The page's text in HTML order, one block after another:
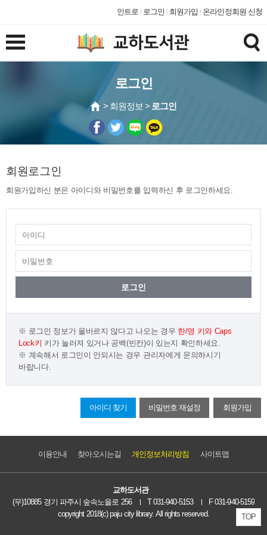
인트로 로그인 회원가입 온라인정회원 신청
로그인
> 회원정보 > 로그인
회원로그인
회원가입하신 분은 아이디와 비밀번호를 입력하신 후 로그인하세요.
로그인 정보가 올바르지 않다고 나오는 경우 한/영 키와 Caps
Lock키 키가 눌러져 있거나 공백(빈칸)이 있는지 확인하세요.
계속해서 로그인이 안되시는 경우 관리자에게 문의하시기
바랍니다.
아이디 찾기 비밀번호 재설정 회원가입
TOP
이용안내 찾아오시는길 개인정보처리방침 사이트맵
교하도서관
(우)10885 경기 파주시 숲속노을로 256
T 031-940-5153
F 031-940-5159
copyright 2018(c) paju city library. All rights reserved.